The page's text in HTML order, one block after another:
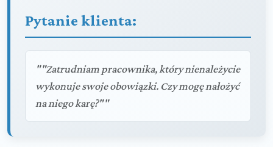
Pytanie klienta:
""Zatrudniam pracownika, który nienależycie
wykonuje swoje obowiązki. Czy mogę nałożyć
na niego karę?""